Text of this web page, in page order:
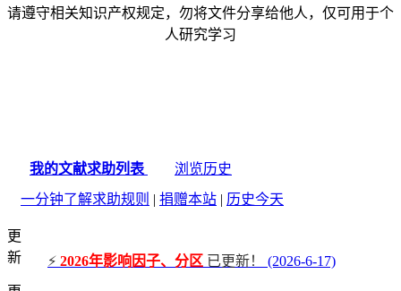
请遵守相关知识产权规定，勿将文件分享给他人，仅可用于个
人研究学习
我的文献求助列表
浏览历史
一分钟了解求助规则 | 捐赠本站 | 历史今天
更
新
⚡ 2026年影响因子、分区 已更新！
(2026-6-17)